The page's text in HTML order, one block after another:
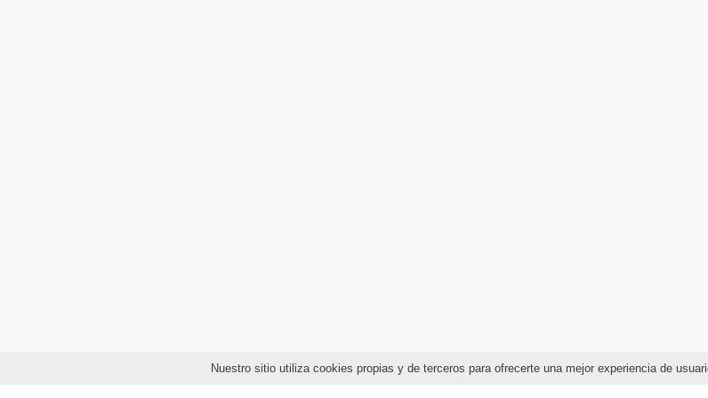
Nuestro sitio utiliza cookies propias y de terceros para ofrecerte una mejor experiencia de